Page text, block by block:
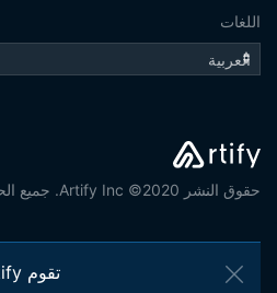
اللغات
حقوق النشر 2020© Artify Inc. جميع الحقوق محفوظة
تقوم Artify بإستخدام الكوكيز